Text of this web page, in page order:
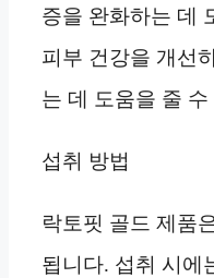
증을 완화하는 데
피부 건강을 개선
는 데 도움을 줄
섭취 방법
락토핏 골드 제품
됩니다. 섭취 시에